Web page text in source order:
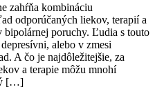
zahŕňa kombináciu
odporúčaných liekov, terapií a
poruchy. Ľudia s touto
alebo v zmesi
A čo je najdôležitejšie, za
a terapie môžu mnohí
[…]